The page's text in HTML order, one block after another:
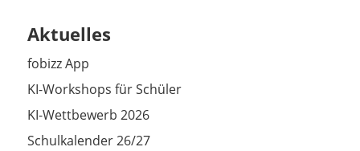
Aktuelles
fobizz App
KI-Workshops für Schüler
KI-Wettbewerb 2026
Schulkalender 26/27